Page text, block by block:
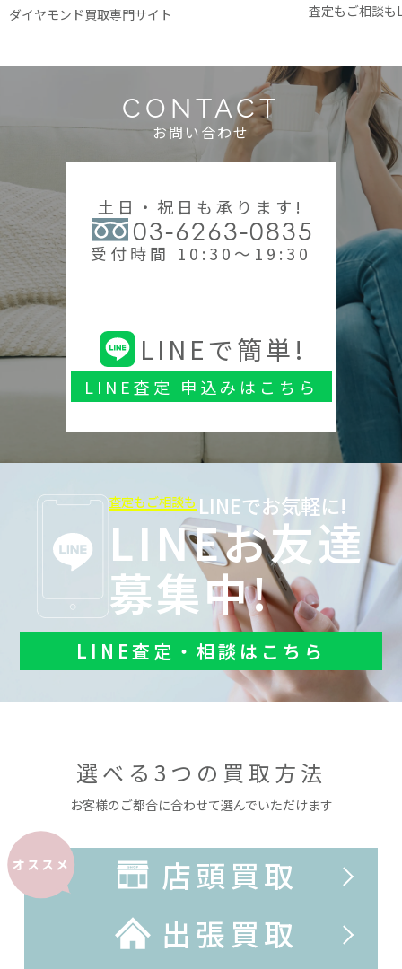
ダイヤモンド買取専門サイト 査定もご相談も
CONTACT
お問い合わせ
土日・祝日も承ります!
03-6263-0835
受付時間 10:30～19:30
LINEで簡単!
LINE査定 申込みはこちら
査定もご相談も LINEでお気軽に!
LINEお友達
募集中!
LINE査定・相談はこちら
選べる3つの買取方法
お客様のご都合に合わせて選んでいただけます
オススメ
店頭買取
出張買取